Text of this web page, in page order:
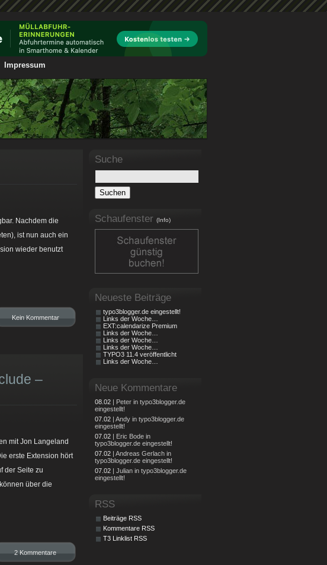
Impressum
Nachdem die
ist nun auch ein
wieder benutzt
Kein Kommentar
–
mit Jon Langeland
erste Extension hört
der Seite zu
über die
2 Kommentare
Suche
Schaufenster (Info)
Neueste Beiträge
typo3blogger.de eingestellt!
Links der Woche…
EXT:calendarize Premium
Links der Woche…
Links der Woche…
Links der Woche…
TYPO3 11.4 veröffentlicht
Links der Woche…
Neue Kommentare
08.02 | Peter in typo3blogger.de
eingestellt!
07.02 | Andy in typo3blogger.de
eingestellt!
07.02 | Eric Bode in
typo3blogger.de eingestellt!
07.02 | Andreas Gerlach in
typo3blogger.de eingestellt!
07.02 | Julian in typo3blogger.de
eingestellt!
RSS
Beiträge RSS
Kommentare RSS
T3 Linklist RSS